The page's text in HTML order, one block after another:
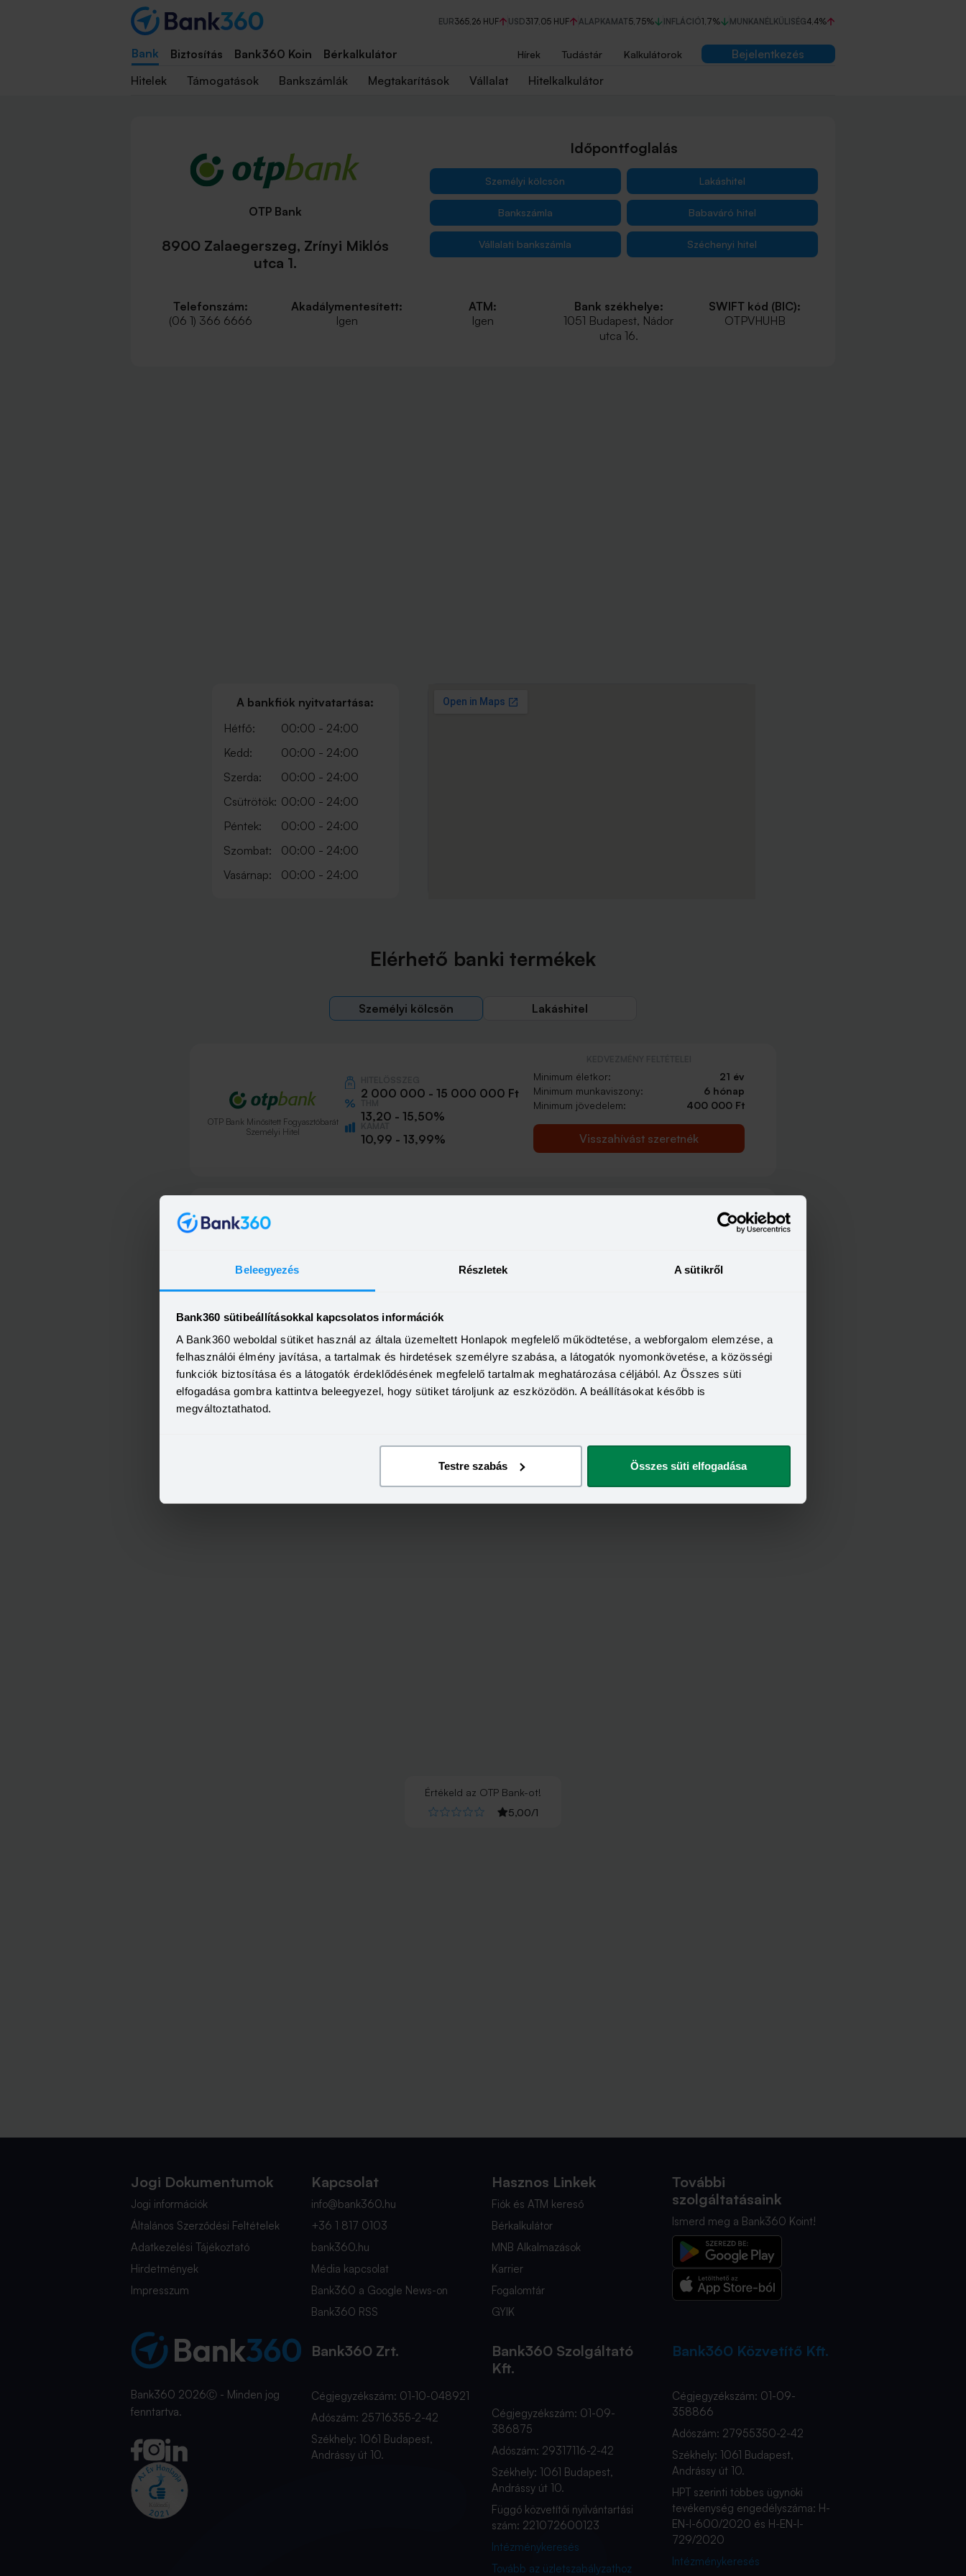
Beleegyezés Részletek A sütikről
Bank360 sütibeállításokkal kapcsolatos információk
A Bank360 weboldal sütiket használ az általa üzemeltett Honlapok megfelelő működtetése, a webforgalom elemzése, a
felhasználói élmény javítása, a tartalmak és hirdetések személyre szabása, a látogatók nyomonkövetése, a közösségi
funkciók biztosítása és a látogatók érdeklődésének megfelelő tartalmak meghatározása céljából. Az Összes süti
elfogadása gombra kattintva beleegyezel, hogy sütiket tároljunk az eszközödön. A beállításokat később is
megváltoztathatod.
Testre szabás Összes süti elfogadása
EUR365,26 HUF USD317,05 HUF ALAPKAMAT5,75% INFLÁCIÓ1,7% MUNKANÉLKÜLISÉG4,4%
Bank Biztosítás Bank360 Koin Bérkalkulátor Hírek Tudástár Kalkulátorok
Bejelentkezés
Hitelek
Támogatások Bankszámlák Megtakarítások Vállalat Hitelkalkulátor
OTP Bank
8900 Zalaegerszeg, Zrínyi Miklós
utca 1.
Időpontfoglalás
Személyi kölcsön Lakáshitel
Bankszámla Babaváró hitel
Vállalati bankszámla Széchenyi hitel
Telefonszám:
(06 1) 366 6666
Akadálymentesített:
Igen
ATM:
Igen
Bank székhelye:
1051 Budapest, Nádor
utca 16.
SWIFT kód (BIC):
OTPVHUHB
A bankfiók nyitvatartása:
Hétfő:
00:00 - 24:00
Kedd:
00:00 - 24:00
Szerda:
00:00 - 24:00
Csütrötök: 00:00 - 24:00
Péntek:
00:00 - 24:00
Szombat:
00:00 - 24:00
Vasárnap:
00:00 - 24:00
Elérhető banki termékek
Személyi kölcsön Lakáshitel
OTP Bank Minősített Fogyasztóbarát
Személyi Hitel
2 000 000 - 15 000 000 Ft
13,20 - 15,50%
10,99 - 13,99%
Minimum életkor:
21 év
Minimum munkaviszony:
6 hónap
Minimum jövedelem:
400 000 Ft
Visszahívást szeretnék
OTP Bank Személyi kölcsön
21 év
6 hónap
OTP Otthon Személyi Kölcsön
HITELÖSSZEG
2 000 000 - 15 000 000 Ft
THM
KEDVEZMÉNY FELTÉTELEI
Minimum életkor:
Minimum munkaviszony:
6 hónap
Minimum jövedelem:
400 000 Ft
Értékeld az OTP Bank-ot!
5,00/1
Jogi Dokumentumok
Jogi információk
Általános Szerződési Feltételek
Adatkezelési Tájékoztató
Hirdetmények
Impresszum
Kapcsolat
info@bank360.hu
+36 1 817 0103
bank360.hu
Média kapcsolat
Bank360 a Google News-on
Bank360 RSS
Hasznos Linkek
Fiók és ATM kereső
Bérkalkulátor
MNB Alkalmazások
Karrier
Fogalomtár
GYIK
További
szolgáltatásaink
Ismerd meg a Bank360 Koint!
Bank360 2026Ⓒ - Minden jog
fenntartva.
Bank360 Zrt.
Cégjegyzékszám: 01-10-048921
Adószám: 25716355-2-42
Székhely: 1061 Budapest,
Andrássy út 10.
Bank360 Szolgáltató
Kft.
Cégjegyzékszám: 01-09-
386875
Adószám: 29317116-2-42
Székhely: 1061 Budapest,
Andrássy út 10.
Függő közvetítői nyilvántartási
szám: 221072600123
Intézménykeresés
Tovább az üzletszabályzathoz
Bank360 Közvetítő Kft.
Cégjegyzékszám: 01-09-
358866
Adószám: 27955350-2-42
Székhely: 1061 Budapest,
Andrássy út 10.
HPT szerinti többes ügynöki
tevékenység engedélyszáma: H-
EN-I-600/2020 és H-EN-I-
729/2020
Intézménykeresés